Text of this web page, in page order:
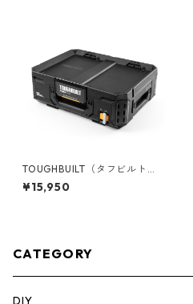
TOUGHBUILT（タフビルト）S
TACK TECH(スタックテック)
ツールボックス30 TB-B1-B-3
¥15,950
CATEGORY
DIY